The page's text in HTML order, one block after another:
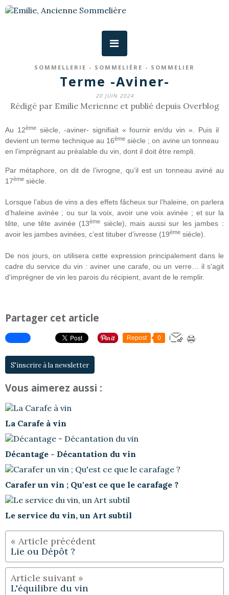
SOMMELLERIE - SOMMELIÈRE - SOMMELIER
Terme -Aviner-
20 JUIN 2024
Rédigé par Emilie Merienne et publié depuis Overblog
Au 12èmesiècle, -aviner- signifiait « fournir en/du vin ». Puis il
devient un terme technique au 16èmesiècle ; on avine un tonneau
en l’imprégnant au préalable du vin, dont il doit être rempli.
Par métaphore, on dit de l’ivrogne, qu’il est un tonneau aviné au
17ème siècle.
Lorsque l’abus de vins a des effets fâcheux sur l’haleine, on parlera
d’haleine avinée ; ou sur la voix, avoir une voix avinée ; et sur la
tête, une tête avinée (13ème siècle), mais aussi sur les jambes :
avoir les jambes avinées, c’est tituber d’ivresse (19ème siècle).
De nos jours, on utilisera cette expression principalement dans le
cadre du service du vin : aviner une carafe, ou un verre… il s'agit
d'imprégner de vin les parois du récipient, avant de le remplir.
Partager cet article
Repost 0
S'inscrire à la newsletter
Vous aimerez aussi :
La Carafe à vin
Décantage - Décantation du vin
Carafer un vin ; Qu'est ce que le carafage ?
Le service du vin, un Art subtil
Lie ou Dépôt ?
L'équilibre du vin